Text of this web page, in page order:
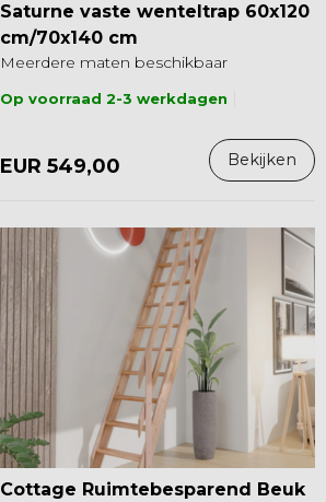
Saturne vaste wenteltrap 60x120
cm/70x140 cm
Meerdere maten beschikbaar
Op voorraad 2-3 werkdagen
EUR 549,00 Bekijken
Cottage Ruimtebesparend Beuk